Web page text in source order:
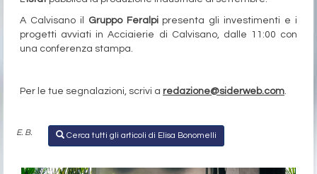
A Calvisano il Gruppo Feralpi presenta gli investimenti e i
progetti avviati in Acciaierie di Calvisano, dalle 11:00 con
una conferenza stampa.
Per le tue segnalazioni, scrivi a redazione@siderweb.com.
E. B. Cerca tutti gli articoli di Elisa Bonomelli